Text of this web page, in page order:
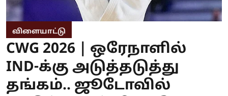
விளையாட்டு
CWG 2026 | ஒரேநாளில்
IND-க்கு அடுத்தடுத்து
தங்கம்.. ஜூடோவில்